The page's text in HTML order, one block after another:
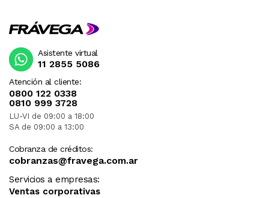
Atención al cliente:
0800 122 0338
0810 999 3728
LU-VI de 09:00 a 18:00
SA de 09:00 a 13:00
Cobranza de créditos:
cobranzas@fravega.com.ar
Servicios a empresas:
Ventas corporativas
Asistente virtual
11 2855 5086